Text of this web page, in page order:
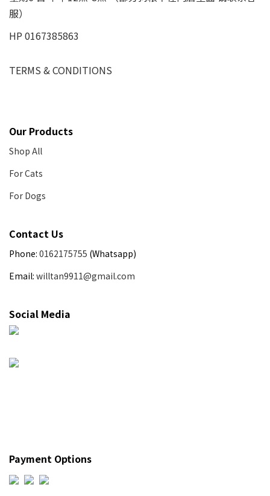
服）
HP 0167385863
TERMS & CONDITIONS
Our Products
Shop All
For Cats
For Dogs
Contact Us
Phone: 0162175755 (Whatsapp)
Email: willtan9911@gmail.com
Social Media
Payment Options